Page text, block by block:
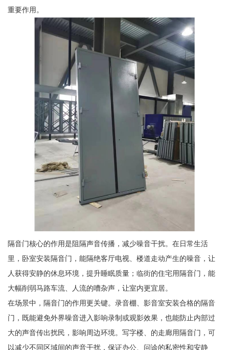
重要作用。
隔音门核心的作用是阻隔声音传播，减少噪音干扰。在日常生活
里，卧室安装隔音门，能隔绝客厅电视、楼道走动产生的噪音，让
人获得安静的休息环境，提升睡眠质量；临街的住宅用隔音门，能
大幅削弱马路车流、人流的嘈杂声，让室内更宜居。
在场景中，隔音门的作用更关键。录音棚、影音室安装合格的隔音
门，既能避免外界噪音进入影响录制或观影效果，也能防止内部过
大的声音传出扰民，影响周边环境。写字楼、的走廊用隔音门，可
以减少不同区域间的声音干扰，保证办公、问诊的私密性和安静